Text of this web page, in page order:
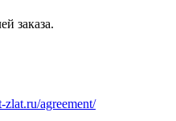
заказа.
zlat.ru/agreement/